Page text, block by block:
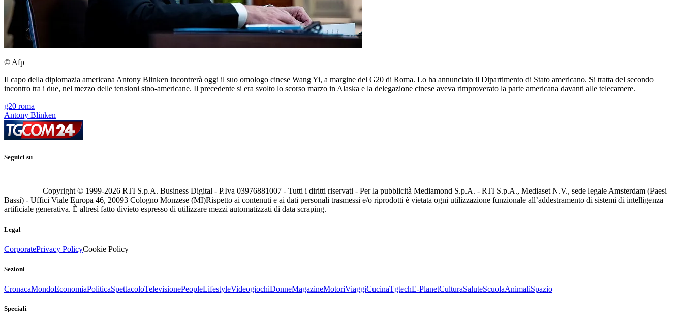
© Afp
Il capo della diplomazia americana Antony Blinken incontrerà oggi il suo omologo cinese Wang Yi, a margine del G20 di Roma. Lo ha annunciato il Dipartimento di Stato americano. Si tratta del secondo
incontro tra i due, nel mezzo delle tensioni sino-americane. Il precedente si era svolto lo scorso marzo in Alaska e la delegazione cinese aveva rimproverato la parte americana davanti alle telecamere.
g20 roma
Antony Blinken
Seguici su
Copyright © 1999-2026 RTI S.p.A. Business Digital - P.Iva 03976881007 - Tutti i diritti riservati - Per la pubblicità Mediamond S.p.A. - RTI S.p.A., Mediaset N.V., sede legale Amsterdam (Paesi
Bassi) - Uffici Viale Europa 46, 20093 Cologno Monzese (MI)Rispetto ai contenuti e ai dati personali trasmessi e/o riprodotti è vietata ogni utilizzazione funzionale all’addestramento di sistemi di intelligenza
artificiale generativa. È altresì fatto divieto espresso di utilizzare mezzi automatizzati di data scraping.
Legal
CorporatePrivacy PolicyCookie Policy
Sezioni
CronacaMondoEconomiaPoliticaSpettacoloTelevisionePeopleLifestyleVideogiochiDonneMagazineMotoriViaggiCucinaTgtechE-PlanetCulturaSaluteScuolaAnimaliSpazio
Speciali